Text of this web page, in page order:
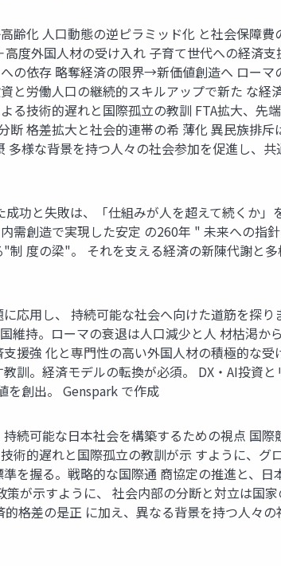
齢化 人口動態の逆ピラミッド化 と社会保障
度外国人材の受け入れ 子育て世代への経済
の依存 略奪経済の限界→新価値創造へ ローマ
と労働人口の継続的スキルアップで新た な経
技術的遅れと国際孤立の教訓 FTA拡大、先
格差拡大と社会的連帯の希 薄化 異民族排
様な背景を持つ人々の社会参加を促進し、
と失敗は、「仕組みが人を超えて続くか」
需創造で実現した安定 の260年 " 未来への指
度の梁"。 それを支える経済の新陳代謝と
応用し、 持続可能な社会へ向けた道筋を探り
持。ローマの衰退は人口減少と人 材枯渇か
援強 化と専門性の高い外国人材の積極的な受
。経済モデルの転換が必須。 DX・AI投資
を創出。 Genspark で作成
続可能な日本社会を構築するための視点 国際
術的遅れと国際孤立の教訓が示 すように、グ
を握る。戦略的な国際通 商協定の推進と、日
が示すように、 社会内部の分断と対立は国
格差の是正 に加え、異なる背景を持つ人々